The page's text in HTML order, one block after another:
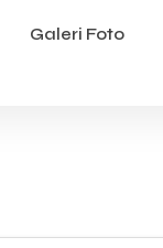
Galeri Foto